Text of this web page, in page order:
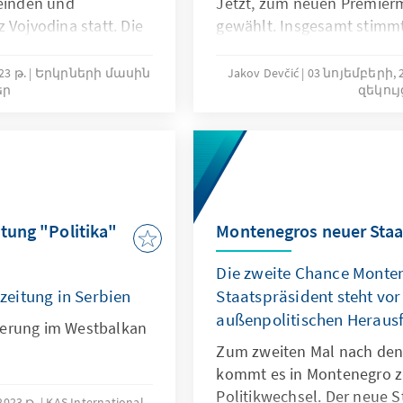
Vojvodina statt. Die
im Zuge der
und Mladenovac im
Die kurze und
einer
innen- und
թ.
Երկրների մասին
gewählt. Insgesamt
36-jährigen Shootingstar
zuvor bei einer Wahl des
Ministern muss
Herausforderungen
Jakov Devčić 03 նոյեմբերի,
"Politika"
in Serbien
im Westbalkan
Montenegros neuer
Die zweite Chance
Staatspräsident steht
außenpolitischen
Zum zweiten Mal nach
kommt es in Montenegro
Politikwechsel. Der neue